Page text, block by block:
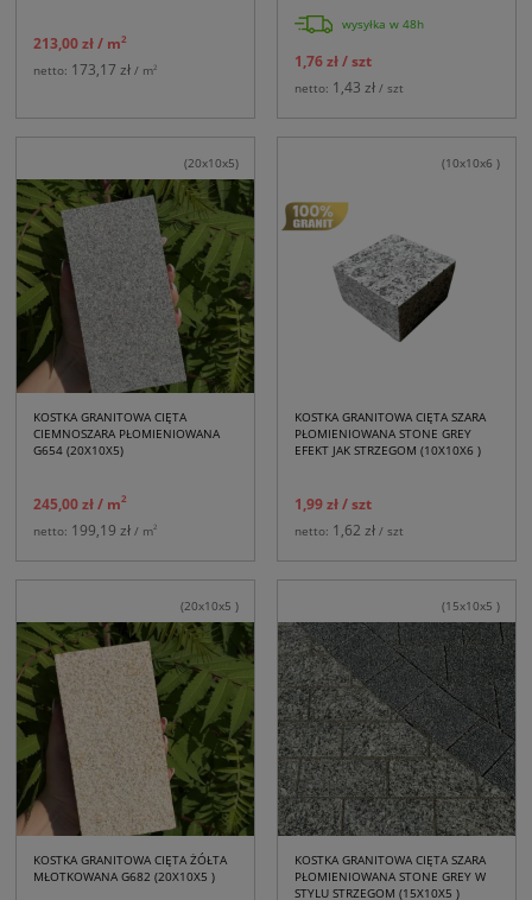
213,00 zł/ m2
netto: 173,17 zł / m2
wysyłka w 48h
1,76 zł/ szt
netto: 1,43 zł / szt
KOSTKA GRANITOWA CIĘTA
CIEMNOSZARA PŁOMIENIOWANA
G654 (20X10X5)
245,00 zł/ m2
netto: 199,19 zł / m2
(20x10x5)
KOSTKA GRANITOWA CIĘTA SZARA
PŁOMIENIOWANA STONE GREY
EFEKT JAK STRZEGOM (10X10X6 )
1,99 zł/ szt
netto: 1,62 zł / szt
(10x10x6 )
KOSTKA GRANITOWA CIĘTA ŻÓŁTA
MŁOTKOWANA G682 (20X10X5 )
(20x10x5 )
KOSTKA GRANITOWA CIĘTA SZARA
PŁOMIENIOWANA STONE GREY W
STYLU STRZEGOM (15X10X5 )
(15x10x5 )